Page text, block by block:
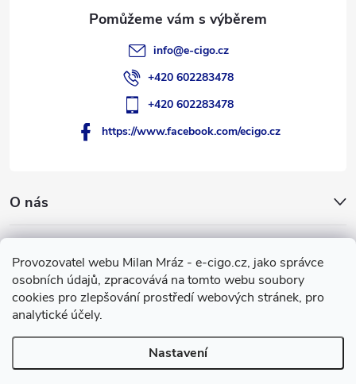
Provozovatel webu Milan Mráz - e-cigo.cz, jako správce
osobních údajů, zpracovává na tomto webu soubory
cookies pro zlepšování prostředí webových stránek, pro
analytické účely.
Nastavení
O nás
Facebook
info@e-cigo.cz
+420 602283478
+420 602283478
https://www.facebook.com/ecigo.cz
Copyright 2007-2026e-cigo.cz. Všechna práva vyhrazena.